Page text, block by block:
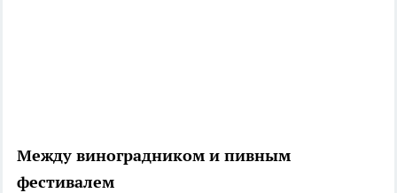
Между виноградником и пивным
фестивалем